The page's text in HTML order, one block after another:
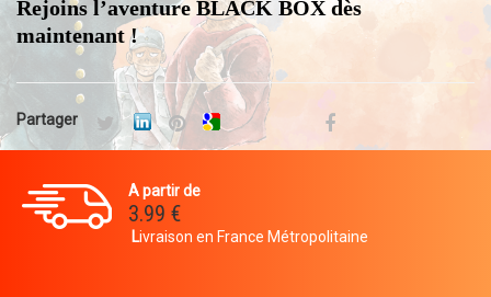
Rejoins l’aventure BLACK BOX dès
maintenant !
Partager
A partir de
3.99 €
Livraison en France Métropolitaine